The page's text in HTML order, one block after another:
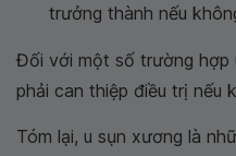
trưởng thành nếu
Đối với một số trường hợp
phải can thiệp điều trị nếu
Tóm lại, u sụn xương là